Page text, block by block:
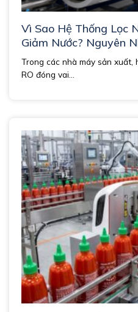
Vì Sao Hệ Thống Lọc
Giảm Nước? Nguyên
Triệt Để
Trong các nhà máy sản
RO đóng vai...